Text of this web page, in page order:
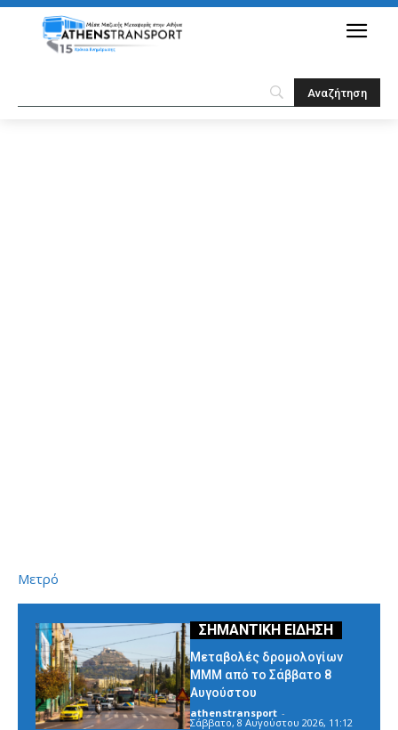
Μετρό
Μεταβολές δρομολογίων
ΜΜΜ από το Σάββατο 8
Αυγούστου
athenstransport -
Σάββατο, 8 Αυγούστου 2026, 11:12